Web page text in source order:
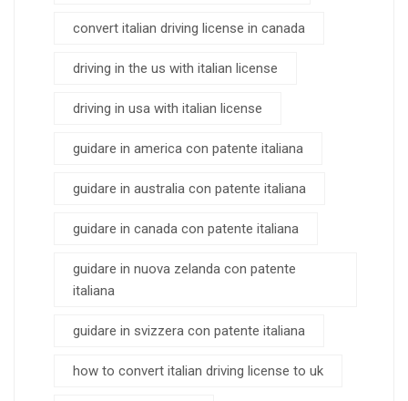
convert italian driving license in canada
driving in the us with italian license
driving in usa with italian license
guidare in america con patente italiana
guidare in australia con patente italiana
guidare in canada con patente italiana
guidare in nuova zelanda con patente
italiana
guidare in svizzera con patente italiana
how to convert italian driving license to uk